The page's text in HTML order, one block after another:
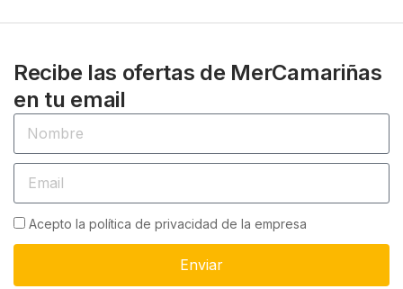
Recibe las ofertas de MerCamariñas
en tu email
Acepto la política de privacidad de la empresa
Enviar